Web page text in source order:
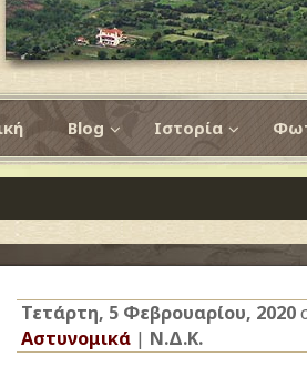
Blog Ιστορία
Τετάρτη, 5 Φεβρουαρίου, 2020
Αστυνομικά | Ν.Δ.Κ.